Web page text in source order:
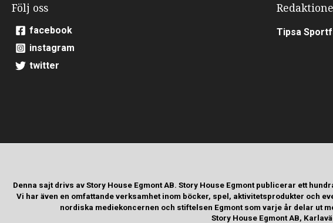
Följ oss
facebook
instagram
twitter
Tipsa
Denna sajt drivs av Story House Egmont AB. Story House Egmont publicerar ett
Vi har även en omfattande verksamhet inom böcker, spel, aktivitetsprodukter och
nordiska mediekoncernen och stiftelsen Egmont som varje år delar ut
Story House Egmont AB,